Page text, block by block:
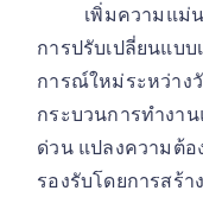
เพิ่มความแม่
การปรับเปลี่ยนแบ
การณ์ใหม่ระหว่าง
กระบวนการทำงา
ด่วน แปลงความต้อ
รองรับโดยการสร้